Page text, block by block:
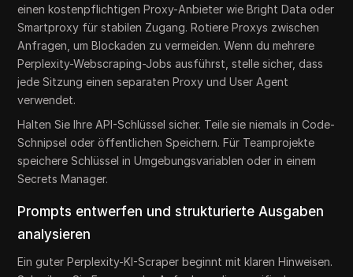
einen kostenpflichtigen Proxy-Anbieter wie Bright Data oder
Smartproxy für stabilen Zugang. Rotiere Proxys zwischen
Anfragen, um Blockaden zu vermeiden. Wenn du mehrere
Perplexity-Webscraping-Jobs ausführst, stelle sicher, dass
jede Sitzung einen separaten Proxy und User Agent
verwendet.
Halten Sie Ihre API-Schlüssel sicher. Teile sie niemals in Code-
Schnipsel oder öffentlichen Speichern. Für Teamprojekte
speichere Schlüssel in Umgebungsvariablen oder in einem
Secrets Manager.
Prompts entwerfen und strukturierte Ausgaben
analysieren
Ein guter Perplexity-KI-Scraper beginnt mit klaren Hinweisen.